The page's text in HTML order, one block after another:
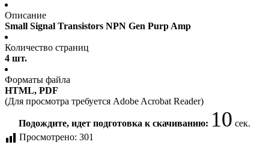
Описание
Small Signal Transistors NPN Gen Purp Amp
Количество страниц
4 шт.
Форматы файла
HTML, PDF
(Для просмотра требуется Adobe Acrobat Reader)
Подождите, идет подготовка к скачиванию: 10 сек.
Просмотрено: 301